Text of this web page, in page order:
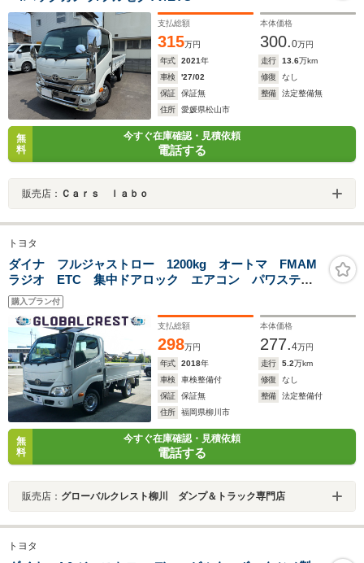
支払総額
315万円
本体価格
300.0万円
年式
2021年 走行 13.6万km
車検
'27/02 修復
なし
保証
保証無 整備
法定整備無
住所
愛媛県松山市
無
料
今すぐ在庫確認・見積依頼
電話する
販売店： Ｃａｒｓ ｌａｂｏ
トヨタ
ダイナ フルジャストロー 1200kg オートマ FMAM
ラジオ ETC 集中ドアロック エアコン パワステ
パワーウィンドウ UVカットガラス ツールボックス
荷台新塗装済み 荷台新ゴムマット5mm
購入プラン付
支払総額
298万円
本体価格
277.4万円
年式
2018年 走行 5.2万km
車検
車検整備付 修復
なし
保証
保証無 整備
法定整備付
住所
福岡県柳川市
無
料
今すぐ在庫確認・見積依頼
電話する
販売店： グローバルクレスト柳川 ダンプ＆トラック専門店
トヨタ